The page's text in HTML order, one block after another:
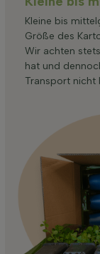
Kleine bis
Größe des
Wir achten
hat und
Transport nicht